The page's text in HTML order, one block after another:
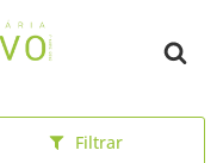
Filtrar